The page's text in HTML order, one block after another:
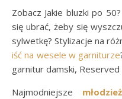
Zobacz Jakie bluzki po
się ubrać, żeby się
sylwetkę? Stylizacje na
iść na wesele w garniturze
garnitur damski,
Najmodniejsze